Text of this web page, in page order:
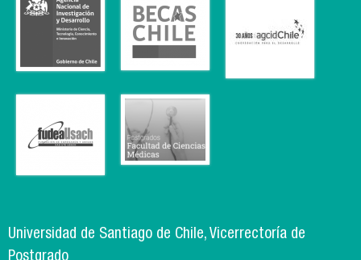
Universidad de Santiago de Chile, Vicerrectoría de